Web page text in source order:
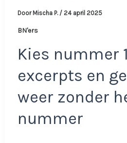
Door Mischa P. / 24 april 2025
BN'ers
Kies nummer
excerpts en
weer zonder
nummer